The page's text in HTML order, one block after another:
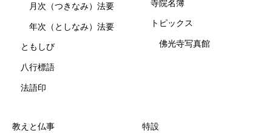
月次（つきなみ）法要
年次（としなみ）法要
ともしび
八行標語
法語印
寺院名簿
トピックス
佛光寺写真館
教えと仏事 特設